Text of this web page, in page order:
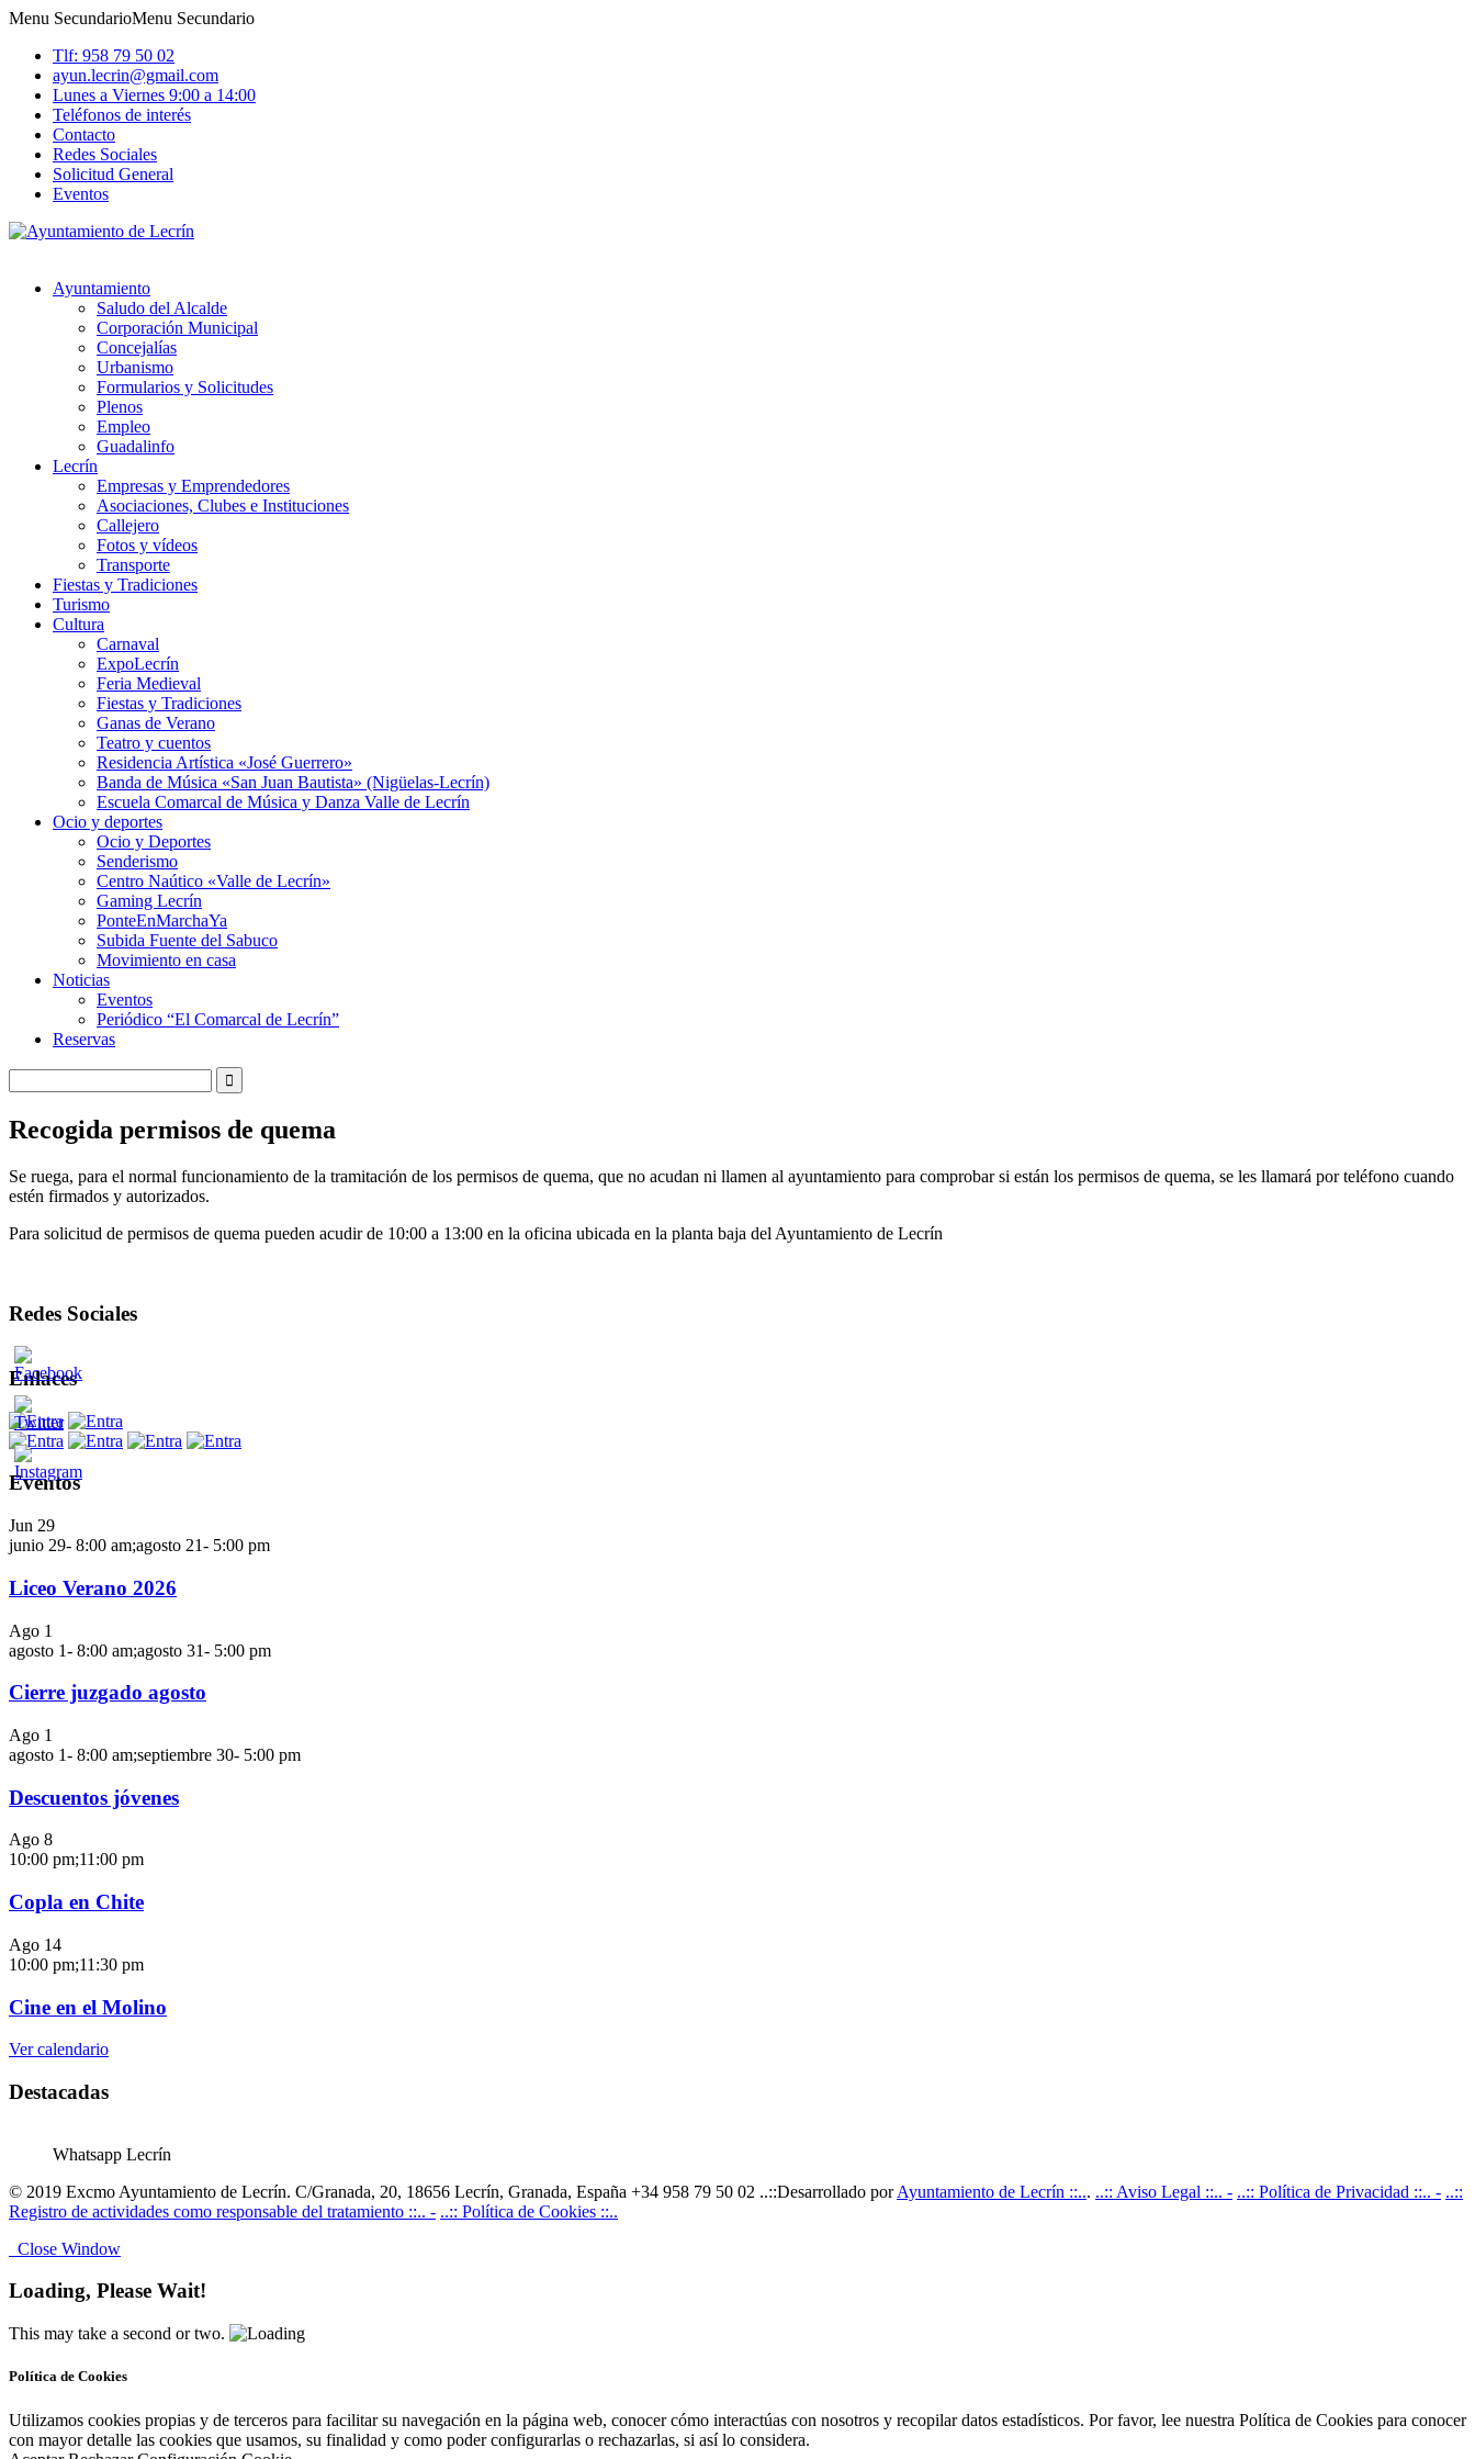
Menu SecundarioMenu Secundario
Tlf: 958 79 50 02
ayun.lecrin@gmail.com
Lunes a Viernes 9:00 a 14:00
Teléfonos de interés
Contacto
Redes Sociales
Solicitud General
Eventos
Ayuntamiento
Saludo del Alcalde
Corporación Municipal
Concejalías
Urbanismo
Formularios y Solicitudes
Plenos
Empleo
Guadalinfo
Lecrín
Empresas y Emprendedores
Asociaciones, Clubes e Instituciones
Callejero
Fotos y vídeos
Transporte
Fiestas y Tradiciones
Turismo
Cultura
Carnaval
ExpoLecrín
Feria Medieval
Fiestas y Tradiciones
Ganas de Verano
Teatro y cuentos
Residencia Artística «José Guerrero»
Banda de Música «San Juan Bautista» (Nigüelas-Lecrín)
Escuela Comarcal de Música y Danza Valle de Lecrín
Ocio y deportes
Ocio y Deportes
Senderismo
Centro Naútico «Valle de Lecrín»
Gaming Lecrín
PonteEnMarchaYa
Subida Fuente del Sabuco
Movimiento en casa
Noticias
Eventos
Periódico “El Comarcal de Lecrín”
Reservas
Recogida permisos de quema
Se ruega, para el normal funcionamiento de la tramitación de los permisos de quema, que no acudan ni llamen al ayuntamiento para comprobar si están los permisos de quema, se les llamará por teléfono cuando
estén firmados y autorizados.
Para solicitud de permisos de quema pueden acudir de 10:00 a 13:00 en la oficina ubicada en la planta baja del Ayuntamiento de Lecrín
Redes Sociales
Enlaces
Eventos
Jun 29
junio 29- 8:00 am;agosto 21- 5:00 pm
Liceo Verano 2026
Ago 1
agosto 1- 8:00 am;agosto 31- 5:00 pm
Cierre juzgado agosto
Ago 1
agosto 1- 8:00 am;septiembre 30- 5:00 pm
Descuentos jóvenes
Ago 8
10:00 pm;11:00 pm
Copla en Chite
Ago 14
10:00 pm;11:30 pm
Cine en el Molino
Ver calendario
Destacadas
Whatsapp Lecrín
© 2019 Excmo Ayuntamiento de Lecrín. C/Granada, 20, 18656 Lecrín, Granada, España +34 958 79 50 02 ..::Desarrollado porAyuntamiento de Lecrín ::... ..:: Aviso Legal ::.. - ..:: Política de Privacidad ::.. - ..::
Registro de actividades como responsable del tratamiento ::.. - ..:: Política de Cookies ::..
Close Window
Loading, Please Wait!
This may take a second or two.
Política de Cookies
Utilizamos cookies propias y de terceros para facilitar su navegación en la página web, conocer cómo interactúas con nosotros y recopilar datos estadísticos. Por favor, lee nuestra Política de Cookies para conocer
con mayor detalle las cookies que usamos, su finalidad y como poder configurarlas o rechazarlas, si así lo considera.